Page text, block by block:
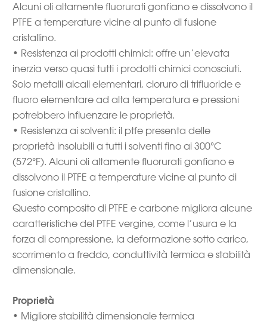
Alcuni oli altamente fluorurati gonfiano e dissolvono il
PTFE a temperature vicine al punto di fusione
cristallino.
• Resistenza ai prodotti chimici: offre un’elevata
inerzia verso quasi tutti i prodotti chimici conosciuti.
Solo metalli alcali elementari, cloruro di trifluoride e
fluoro elementare ad alta temperatura e pressioni
potrebbero influenzare le proprietà.
• Resistenza ai solventi: il ptfe presenta delle
proprietà insolubili a tutti i solventi fino ai 300°C
(572°F). Alcuni oli altamente fluorurati gonfiano e
dissolvono il PTFE a temperature vicine al punto di
fusione cristallino.
Questo composito di PTFE e carbone migliora alcune
caratteristiche del PTFE vergine, come l’usura e la
forza di compressione, la deformazione sotto carico,
scorrimento a freddo, conduttività termica e stabilità
dimensionale.
Proprietà
• Migliore stabilità dimensionale termica